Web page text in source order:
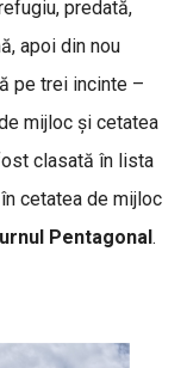
predată,
apoi din nou
pe trei incinte –
mijloc și cetatea
clasată în lista
cetatea de mijloc
Pentagonal.